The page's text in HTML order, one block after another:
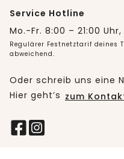
Service Hotline
Mo.-Fr. 8:00 – 21:00
Regulärer Festnetztarif deines
abweichend.
Oder schreib uns eine
Hier geht’s zum